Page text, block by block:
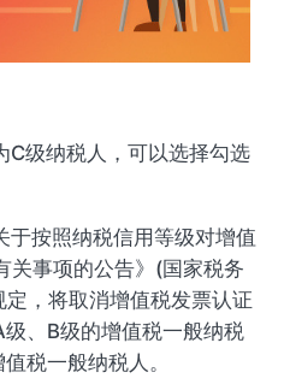
C级纳税人，可以选择勾选
于按照纳税信用等级对增值
关事项的公告》(国家税务
，将取消增值税发票认证
、B级的增值税一般纳税
税一般纳税人。